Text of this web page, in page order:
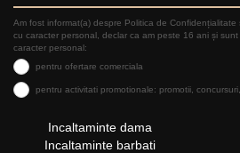
Am fost informat(a) despre Politica de
cu caracter personal, declar ca am peste 16 ani și
caracter personal:
pentru ofertare comerciala
pentru activitati promotionale: promotii,
Incaltaminte dama
Incaltaminte barbati